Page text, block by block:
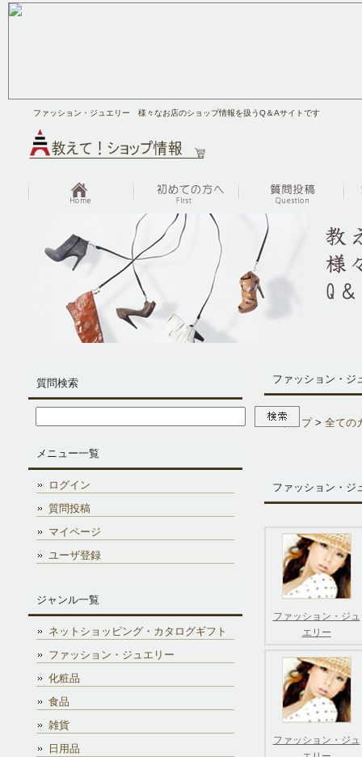
ファッション・ジュエリー 様々なお店のショップ情報を扱うQ＆Aサイトです
ファッション・ジ
トップ> 全ての
ファッション・
ファッション・ジュ
エリー
ファッション・ジュ
質問検索
メニュー一覧
ログイン
質問投稿
マイページ
ユーザ登録
ジャンル一覧
ネットショッピング・カタログギフト
ファッション・ジュエリー
化粧品
食品
雑貨
日用品